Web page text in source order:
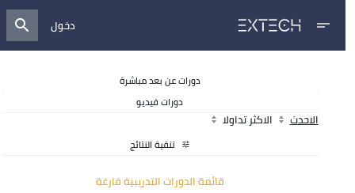
short_text دخول search
دورات عن بعد مباشرة
دورات فيديو
الاحدث الاكثر تداولا
تنقية النتائج
قائمة الدورات التدريبية فارغة